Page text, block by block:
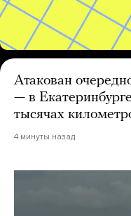
Атакован
— в
тысячах
4 минуты назад